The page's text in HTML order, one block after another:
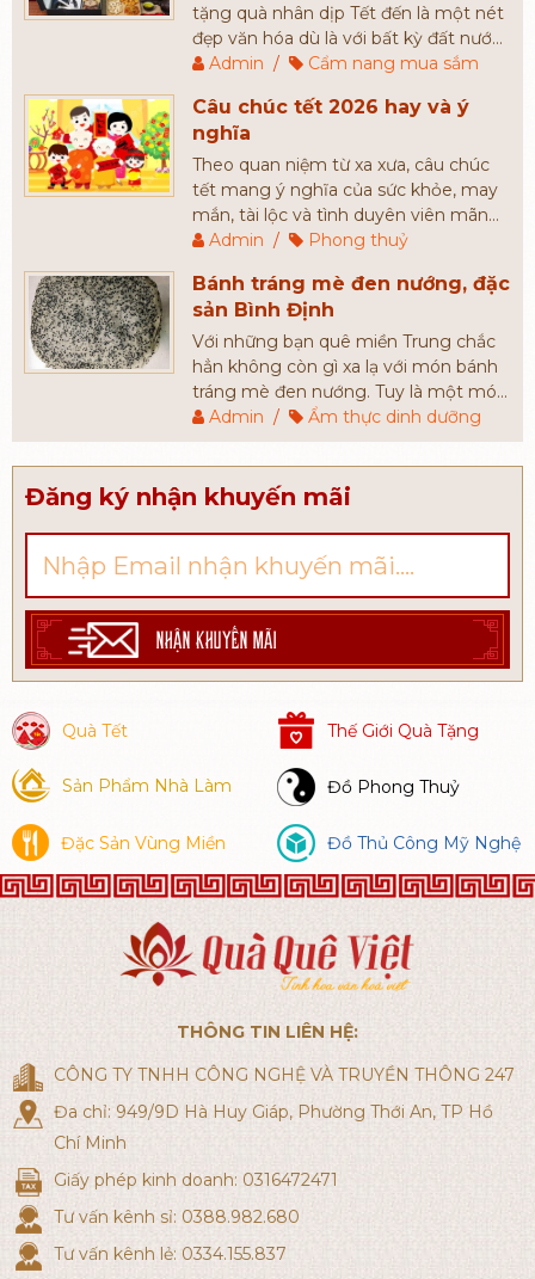
tặng quà nhân dịp Tết đến là một nét
đẹp văn hóa dù là với bất kỳ đất nước
nào, Quà Tết thế hiện cho một lời
Đó chính là lý do mà mỗi dịp năm
mới, người người nhà nhà luôn mong
muốn tìm kiếm những món quà tết
cao cấp, có giá cả phù hợp để tặng
người thân, bạn bè, đối tác,...
Admin / Cẩm nang mua sắm
Câu chúc tết 2026 hay và ý
nghĩa
Theo quan niệm từ xa xưa, câu chúc
tết mang ý nghĩa của sức khỏe, may
mắn, tài lộc và tình duyên viên mãn
cho người được chúc. Câu chúc càng
sẽ đem đến may mắn nhiều hơn cho
gia chủ.
Admin / Phong thuỷ
Bánh tráng mè đen nướng, đặc
sản Bình Định
Với những bạn quê miền Trung chắc
hẳn không còn gì xa lạ với món bánh
tráng mè đen nướng. Tuy là một món
ăn mang nét dân dã, bình dị nhưng
bánh tráng mè đen được rất nhiều
người yêu thích. Hầu hết những du
khách khi đến với Bình Định đều chọn
món bánh này để làm quà tặng người
thân, bạn bè.
Admin / Ẩm thực dinh dưỡng
Đăng ký nhận khuyến mãi
NHẬN KHUYẾN MÃI
Quà Tết Thế Giới Quà Tặng
Sản Phẩm Nhà Làm Đồ Phong Thuỷ
Đặc Sản Vùng Miền Đồ Thủ Công Mỹ Nghệ
THÔNG TIN LIÊN HỆ:
CÔNG TY TNHH CÔNG NGHỆ VÀ TRUYỀN THÔNG 247
Đa chỉ: 949/9D Hà Huy Giáp, Phường Thới An, TP Hồ
Chí Minh
Giấy phép kinh doanh: 0316472471
Tư vấn kênh sỉ: 0388.982.680
Tư vấn kênh lẻ: 0334.155.837